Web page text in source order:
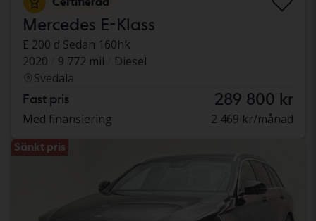
Mercedes E-Klass
E 200 d Sedan 160hk
2020
9 772 mil
Diesel
Svedala
Fast pris 289 800 kr
Med finansiering 2 469 kr/månad
Sänkt pris